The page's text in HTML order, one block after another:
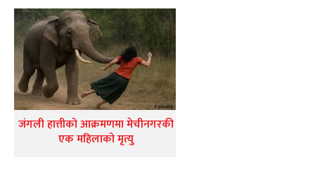
जंगली हात्तीको आक्रमणमा मेचीनगरकी
एक महिलाको मृत्यु